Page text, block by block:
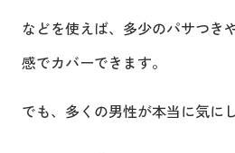
などを使えば、多少のパサつき
感でカバーできます。
でも、多くの男性が本当に気に